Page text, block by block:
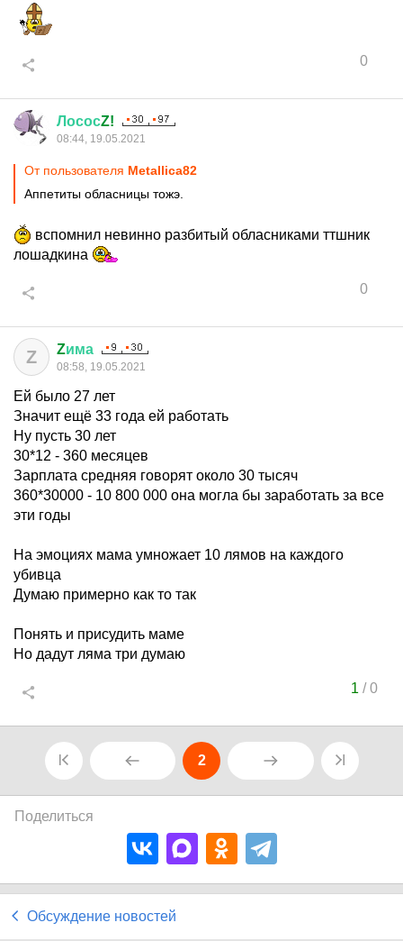
0
ЛососZ!
08:44, 19.05.2021
От пользователя Metallica82
Аппетиты обласницы тожэ.
вспомнил невинно разбитый обласниками ттшник
лошадкина
0
Z Zима
08:58, 19.05.2021
Ей было 27 лет
Значит ещё 33 года ей работать
Ну пусть 30 лет
30*12 - 360 месяцев
Зарплата средняя говорят около 30 тысяч
360*30000 - 10 800 000 она могла бы заработать за все
эти годы
На эмоциях мама умножает 10 лямов на каждого
убивца
Думаю примерно как то так
Понять и присудить маме
Но дадут ляма три думаю
1 /0
2
Поделиться
Обсуждение новостей